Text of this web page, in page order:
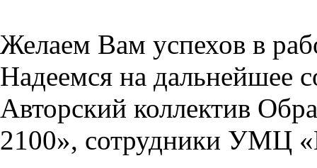
Желаем Вам успехов в
Надеемся на дальнейшее
Авторский коллектив
2100», сотрудники УМЦ